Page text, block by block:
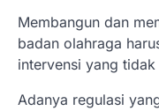
Membangun dan
badan olahraga
intervensi yang
Adanya regulasi